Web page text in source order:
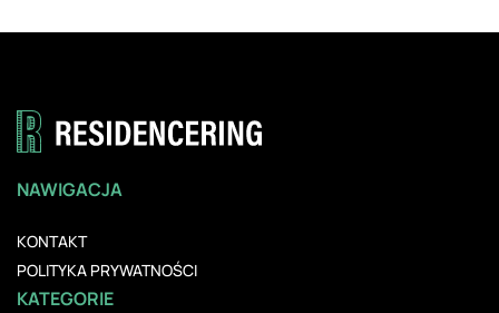
NAWIGACJA
KONTAKT
POLITYKA PRYWATNOŚCI
KATEGORIE